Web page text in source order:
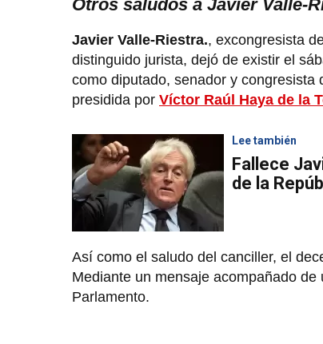
Otros saludos a Javier Valle-
Javier Valle-Riestra., excongresista
distinguido jurista, dejó de existir el
como diputado, senador y congresista
presidida por Víctor Raúl Haya de la
Lee también
Fallece
de la
Así como el saludo del canciller, el
Mediante un mensaje acompañado
Parlamento.